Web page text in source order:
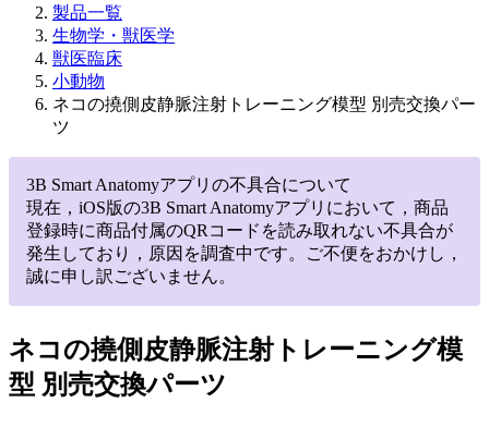
製品一覧
生物学・獣医学
獣医臨床
小動物
ネコの撓側皮静脈注射トレーニング模型 別売交換パー
ツ
3B Smart Anatomyアプリの不具合について
現在，iOS版の3B Smart Anatomyアプリにおいて，商品
登録時に商品付属のQRコードを読み取れない不具合が
発生しており，原因を調査中です。ご不便をおかけし，
誠に申し訳ございません。
ネコの撓側皮静脈注射トレーニング模
型 別売交換パーツ